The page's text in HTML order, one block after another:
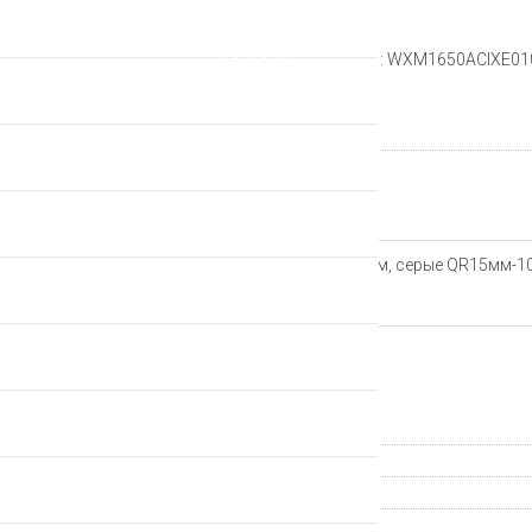
Рейтинг: Артикул:
Колеса DT Swiss XM1650 15мм, серые